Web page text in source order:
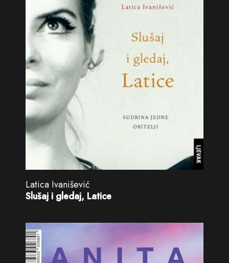
Latica Ivanišević
Slušaj i gledaj, Latice